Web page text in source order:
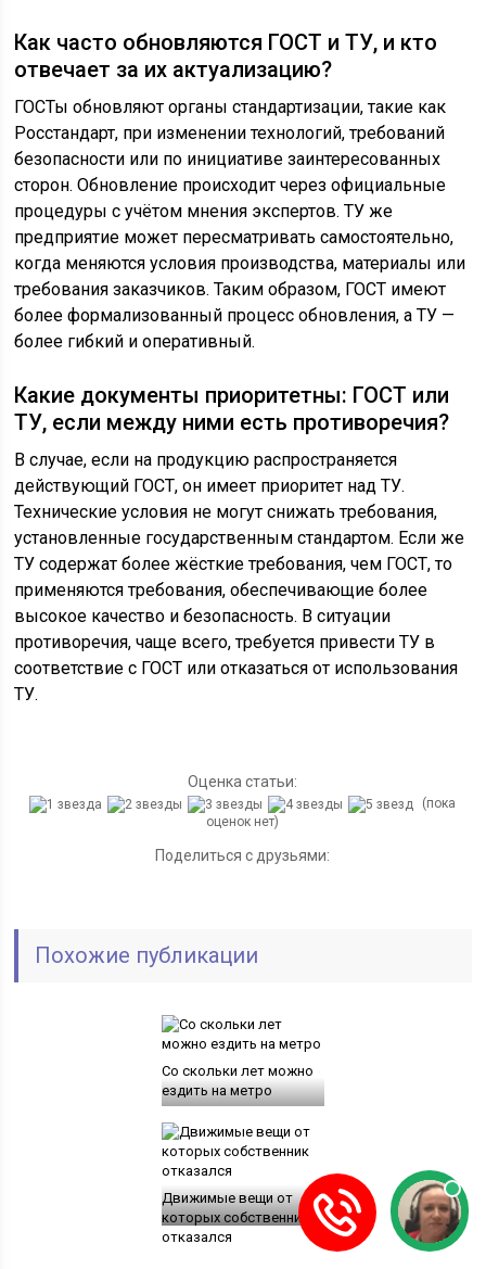
Как часто обновляются ГОСТ и ТУ, и кто
отвечает за их актуализацию?
ГОСТы обновляют органы стандартизации, такие как
Росстандарт, при изменении технологий, требований
безопасности или по инициативе заинтересованных
сторон. Обновление происходит через официальные
процедуры с учётом мнения экспертов. ТУ же
предприятие может пересматривать самостоятельно,
когда меняются условия производства, материалы или
требования заказчиков. Таким образом, ГОСТ имеют
более формализованный процесс обновления, а ТУ —
более гибкий и оперативный.
Какие документы приоритетны: ГОСТ или
ТУ, если между ними есть противоречия?
В случае, если на продукцию распространяется
действующий ГОСТ, он имеет приоритет над ТУ.
Технические условия не могут снижать требования,
установленные государственным стандартом. Если же
ТУ содержат более жёсткие требования, чем ГОСТ, то
применяются требования, обеспечивающие более
высокое качество и безопасность. В ситуации
противоречия, чаще всего, требуется привести ТУ в
соответствие с ГОСТ или отказаться от использования
ТУ.
Оценка статьи:
(пока
оценок нет)
Поделиться с друзьями:
Похожие публикации
Со скольки лет можно
ездить на метро
Движимые вещи от
которых собственник
отказался